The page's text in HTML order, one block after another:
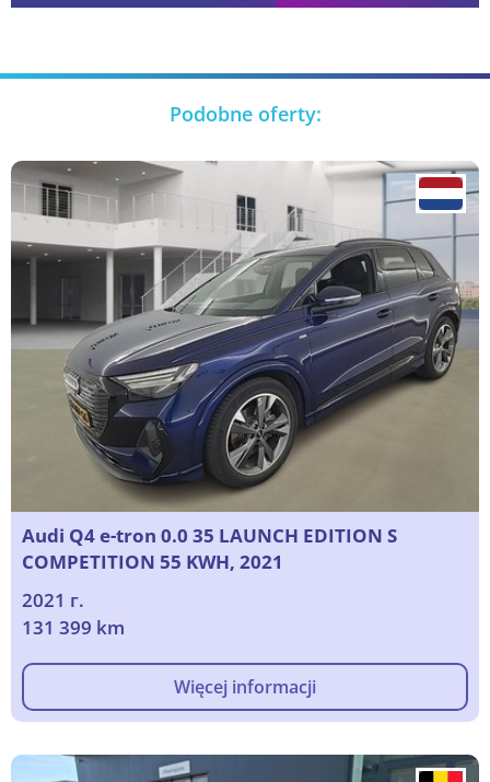
Podobne oferty:
Audi Q4 e-tron 0.0 35 LAUNCH EDITION S
COMPETITION 55 KWH, 2021
2021 г.
131 399 km
Więcej informacji